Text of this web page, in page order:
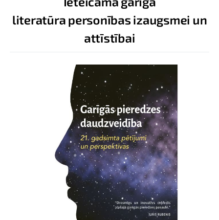
literatūra personības izaugsmei un
attīstībai